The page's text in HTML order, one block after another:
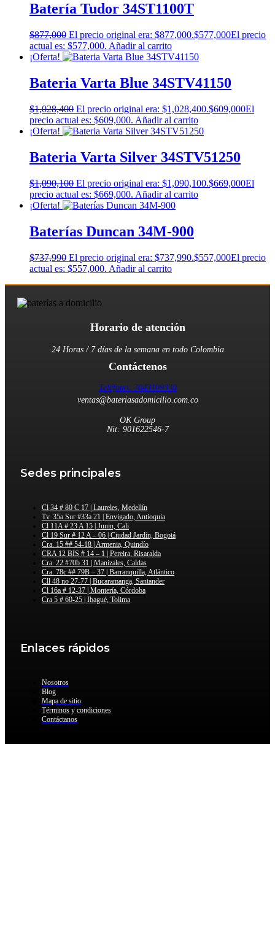
Batería Tudor 34ST1100T
$877,000 El precio original era: $877,000.$577,000El precio
actual es: $577,000. Añadir al carrito
¡Oferta!
Bateria Varta Blue 34STV41150
$1,028,400 El precio original era: $1,028,400.$609,000El
precio actual es: $609,000. Añadir al carrito
¡Oferta!
Bateria Varta Silver 34STV51250
$1,090,100 El precio original era: $1,090,100.$669,000El
precio actual es: $669,000. Añadir al carrito
¡Oferta!
Baterías Duncan 34M-900
$737,990 El precio original era: $737,990.$557,000El precio
actual es: $557,000. Añadir al carrito
Horario de atención
24 Horas / 7 días de la semana en todo Colombia
Contáctenos
Teléfono: 3043109330
ventas@bateriasadomicilio.com.co
OK Group
Nit: 901622546-7
Sedes principales
Cl 34 # 80 C 17 | Laureles, Medellín
Tv. 35a Sur #33a 21 | Envigado, Antioquia
Cl 11A # 23 A 15 | Junin, Cali
Cl 19 Sur # 12 A – 06 | Ciudad Jardín, Bogotá
Cra. 15 ## 54-18 | Armenia, Quindío
CRA 12 BIS # 14 – 1 | Pereira, Risaralda
Cra. 22 #70b 31 | Manizales, Caldas
Cra. 78c ## 79B – 37 | Barranquilla, Atlántico
Cll 48 no 27-77 | Bucaramanga, Santander
Cl 16a # 12-37 | Montería, Córdoba
Cra 5 # 60-25 | Ibagué, Tolima
Enlaces rápidos
Nosotros
Blog
Mapa de sitio
Términos y condiciones
Contáctanos